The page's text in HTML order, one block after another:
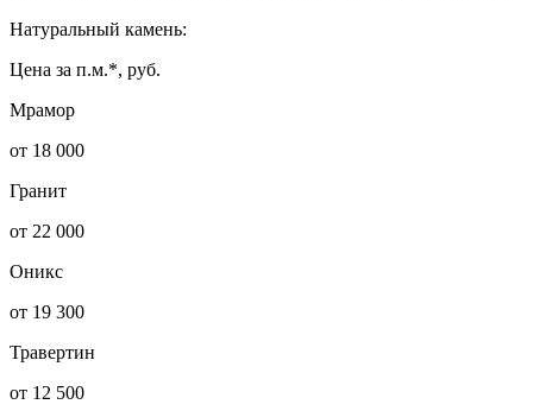
Натуральный камень:
Цена за п.м.*, руб.
Мрамор
от 18 000
Гранит
от 22 000
Оникс
от 19 300
Травертин
от 12 500